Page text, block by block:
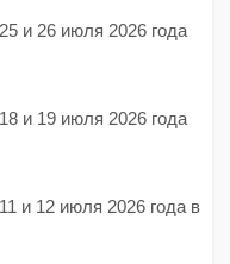
и 26 июля 2026 года
и 19 июля 2026 года
и 12 июля 2026 года в